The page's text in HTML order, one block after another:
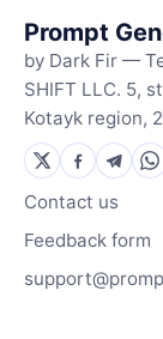
Prompt
by Dark Fir —
SHIFT LLC. 5,
Kotayk region,
Contact us
Feedback form